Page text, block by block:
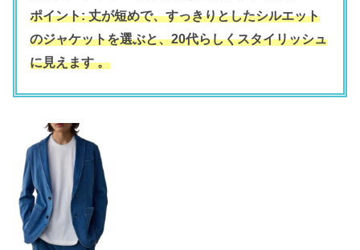
ポイント: 丈が短めで、すっきりとしたシルエット
のジャケットを選ぶと、20代らしくスタイリッシュ
に見えます 。